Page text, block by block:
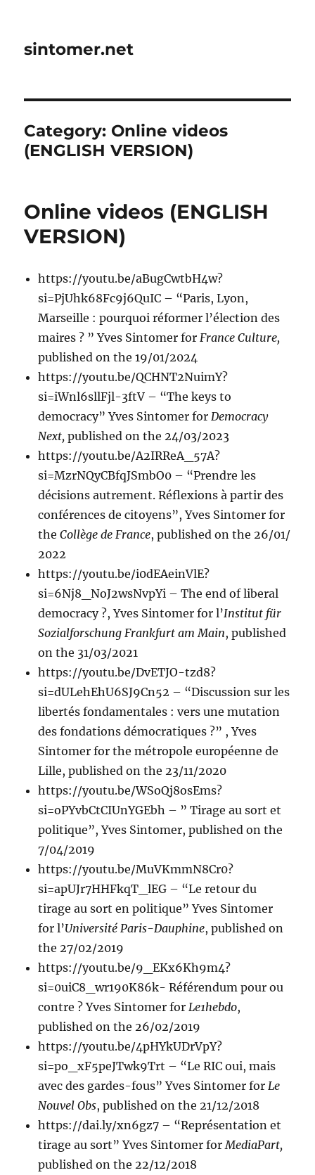
sintomer.net
Category: Online videos
(ENGLISH VERSION)
Online videos (ENGLISH
VERSION)
https://youtu.be/aBugCwtbH4w?
si=PjUhk68Fc9j6QuIC – “Paris, Lyon,
Marseille : pourquoi réformer l’élection des
maires ? ” Yves Sintomer forFrance Culture,
published on the 19/01/2024
https://youtu.be/QCHNT2NuimY?
si=iWnl6sllFjl-3ftV – “The keys to
democracy” Yves Sintomer forDemocracy
Next,published on the 24/03/2023
https://youtu.be/A2IRReA_57A?
si=MzrNQyCBfqJSmbO0 – “Prendre les
décisions autrement. Réflexions à partir des
conférences de citoyens”, Yves Sintomer for
theCollège de France, published on the 26/01/
2022
https://youtu.be/i0dEAeinVlE?
si=6Nj8_NoJ2wsNvpYi – The end of liberal
democracy ?, Yves Sintomer for l’Institut für
Sozialforschung Frankfurt am Main, published
on the 31/03/2021
https://youtu.be/DvETJO-tzd8?
si=dULehEhU6SJ9Cn52 – “Discussion sur les
libertés fondamentales : vers une mutation
des fondations démocratiques ?” , Yves
Sintomer for the métropole européenne de
Lille, published on the 23/11/2020
https://youtu.be/WSoQj8osEms?
si=oPYvbCtCIUnYGEbh – ” Tirage au sort et
politique”, Yves Sintomer, published on the
7/04/2019
https://youtu.be/MuVKmmN8Cr0?
si=apUJr7HHFkqT_lEG – “Le retour du
tirage au sort en politique” Yves Sintomer
for l’Université Paris-Dauphine, published on
the 27/02/2019
https://youtu.be/9_EKx6Kh9m4?
si=0uiC8_wr190K86k- Référendum pour ou
contre ? Yves Sintomer forLe1hebdo,
published on the 26/02/2019
https://youtu.be/4pHYkUDrVpY?
si=po_xF5peJTwk9Trt – “Le RIC oui, mais
avec des gardes-fous” Yves Sintomer forLe
Nouvel Obs, published on the 21/12/2018
https://dai.ly/xn6gz7 – “Représentation et
tirage au sort” Yves Sintomer forMediaPart,
published on the 22/12/2018